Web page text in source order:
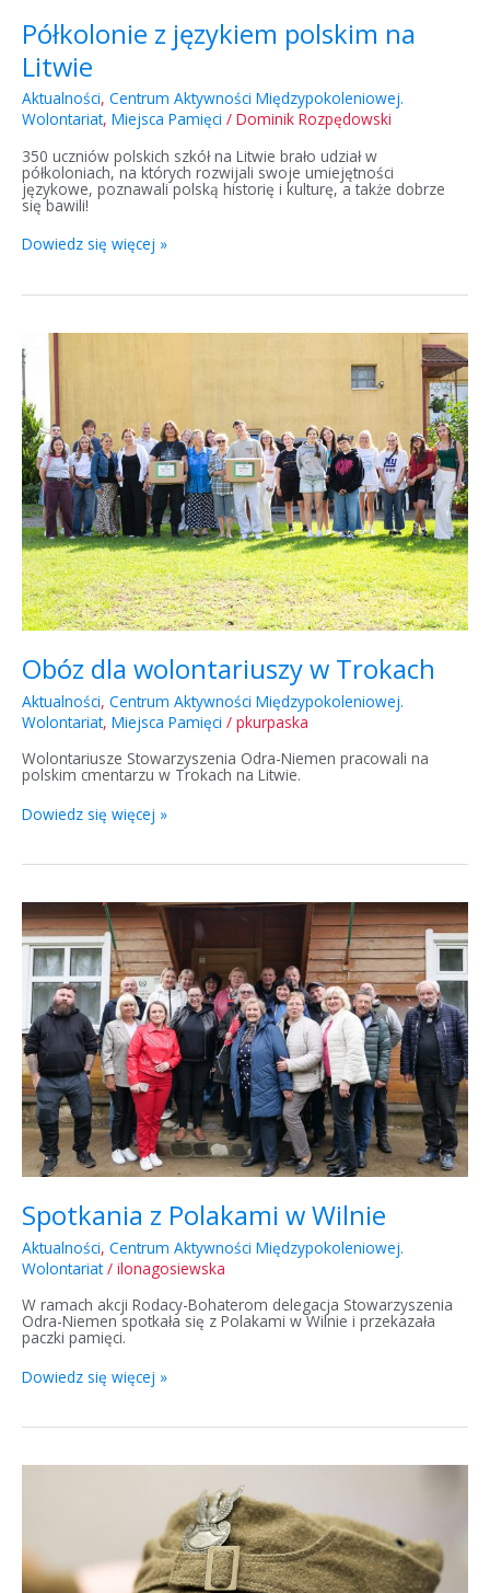
Półkolonie z językiem polskim na
Litwie
Aktualności, Centrum Aktywności Międzypokoleniowej.
Wolontariat, Miejsca Pamięci / Dominik Rozpędowski
350 uczniów polskich szkół na Litwie brało udział w
półkoloniach, na których rozwijali swoje umiejętności
językowe, poznawali polską historię i kulturę, a także dobrze
się bawili!
Dowiedz się więcej »
Obóz dla wolontariuszy w Trokach
Aktualności, Centrum Aktywności Międzypokoleniowej.
Wolontariat, Miejsca Pamięci / pkurpaska
Wolontariusze Stowarzyszenia Odra-Niemen pracowali na
polskim cmentarzu w Trokach na Litwie.
Obóz
dla
wolontariuszy
w
Trokach
Dowiedz się więcej »
Spotkania z Polakami w Wilnie
Aktualności, Centrum Aktywności Międzypokoleniowej.
Wolontariat/ ilonagosiewska
W ramach akcji Rodacy-Bohaterom delegacja Stowarzyszenia
Odra-Niemen spotkała się z Polakami w Wilnie i przekazała
paczki pamięci.
Spotkania
z
Polakami
Wilnie
Dowiedz się więcej »
na
Kresach